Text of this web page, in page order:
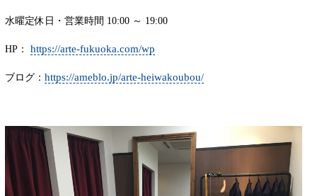
水曜定休日・営業時間 10:00 ～ 19:00
HP： https://arte-fukuoka.com/wp
ブログ： https://ameblo.jp/arte-heiwakoubou/